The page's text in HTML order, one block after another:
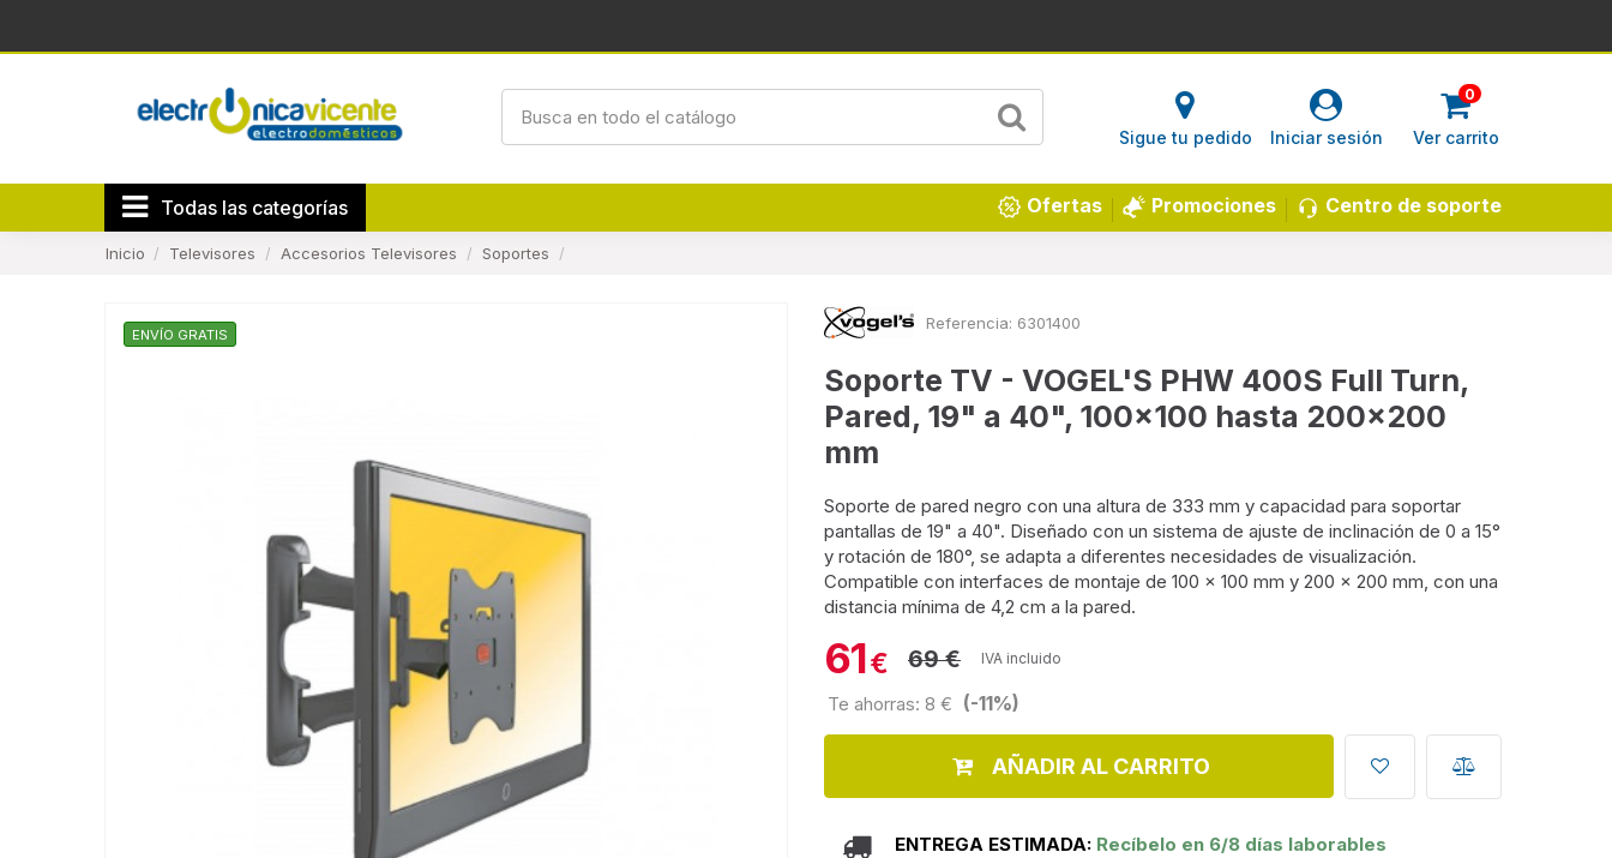
Sigue tu pedido Iniciar sesión
0
Ver carrito
Todas las categorías Centro de soporte
Promociones
Ofertas
Inicio Televisores Accesorios Televisores Soportes
ENVÍO GRATIS
Referencia: 6301400
Soporte TV - VOGEL'S PHW 400S Full Turn,
Pared, 19" a 40", 100x100 hasta 200x200
mm
Soporte de pared negro con una altura de 333 mm y capacidad para soportar
pantallas de 19" a 40". Diseñado con un sistema de ajuste de inclinación de 0 a 15°
y rotación de 180°, se adapta a diferentes necesidades de visualización.
Compatible con interfaces de montaje de 100 x 100 mm y 200 x 200 mm, con una
distancia mínima de 4,2 cm a la pared.
61€ 69 € IVA incluido
Te ahorras: 8 € (-11%)
AÑADIR AL CARRITO
ENTREGA ESTIMADA: Recíbelo en 6/8 días laborables